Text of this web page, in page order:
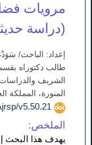
مرويات
(دراسة
إعداد: الباحث/
طالب دكتوراه
الشريف والدراسات
المنورة، المملكة
doi.org/10.52132/Ajrsp/v5.50.21
الملخص:
يهدف هذا البحث